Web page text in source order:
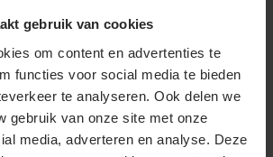
gebruik van cookies
om content en advertenties te
functies voor social media te bieden
te analyseren. Ook delen we
gebruik van onze site met onze
media, adverteren en analyse. Deze
met ons op, als er twijfel is in je
van het juiste statief. Wij helpen je